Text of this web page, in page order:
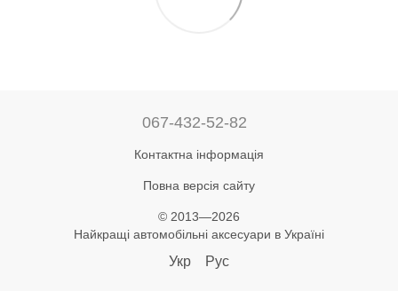
067-432-52-82
Контактна інформація
Повна версія сайту
© 2013—2026
Найкращі автомобільні аксесуари в Україні
Укр Рус